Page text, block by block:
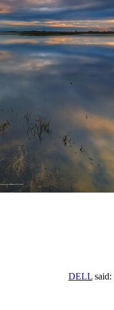
DELL said: